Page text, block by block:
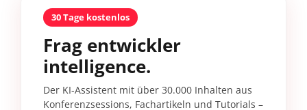
30 Tage kostenlos
Frag entwickler
intelligence.
Der KI-Assistent mit über 30.000 Inhalten aus
Konferenzsessions, Fachartikeln und Tutorials –